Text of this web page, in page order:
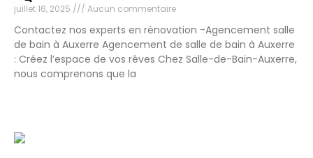
juillet 16, 2025 Aucun commentaire
Contactez nos experts en rénovation -Agencement salle
de bain à Auxerre Agencement de salle de bain à Auxerre
: Créez l’espace de vos rêves Chez Salle-de-Bain-Auxerre,
nous comprenons que la